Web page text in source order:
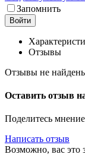
Запомнить
Войти
Отзывы
Отзывы не
Оставить отзыв
Поделитесь
Написать отзыв
Возможно, вас это